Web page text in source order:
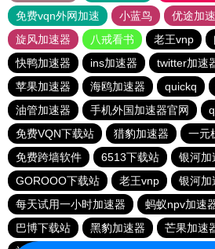
免费vqn外网加速
小蓝鸟 优途加
旋风加速器
八戒看书 老王vnp
快鸭加速器
ins加速器 twitter加速
苹果加速器
海鸥加速器 quickq
油管加速器
手机外国加速器官网
免费VQN下载站
猎豹加速器 一元
免费跨墙软件
6513下载站 银河加
GOROOO下载站
老王vnp
银河加
每天试用一小时加速器
蚂蚁npv加速
巴博下载站
黑豹加速器 芒果加速